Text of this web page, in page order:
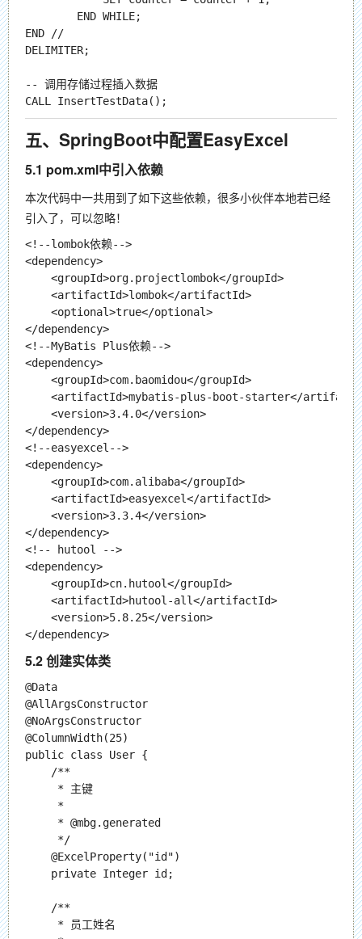
        END WHILE;
END //
DELIMITER;
-- 调用存储过程插入数据
五、SpringBoot中配置EasyExcel
5.1 pom.xml中引入依赖
本次代码中一共用到了如下这些依赖，很多小伙伴本地若已经
引入了，可以忽略！
<!--lombok依赖-->
<dependency>
    <groupId>org.projectlombok</groupId>
    <artifactId>lombok</artifactId>
    <optional>true</optional>
</dependency>
<!--MyBatis Plus依赖-->
<dependency>
    <groupId>com.baomidou</groupId>
<artifactId>mybatis-plus-boot-starter</
    <version>3.4.0</version>
</dependency>
<!--easyexcel-->
<dependency>
    <groupId>com.alibaba</groupId>
    <artifactId>easyexcel</artifactId>
    <version>3.3.4</version>
</dependency>
<!-- hutool -->
<dependency>
    <groupId>cn.hutool</groupId>
    <artifactId>hutool-all</artifactId>
    <version>5.8.25</version>
5.2 创建实体类
@Data
@AllArgsConstructor
@NoArgsConstructor
@ColumnWidth(25)
public class User {
    /**
     * 主键
     *
     * @mbg.generated
     */
    @ExcelProperty("id")
    private Integer id;
    /**
     * 员工姓名